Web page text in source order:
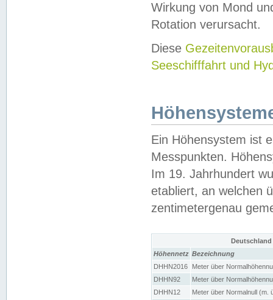
Wirkung von Mond
Rotation verursacht.
Diese
Seeschifffahrt und
Ein Höhensystem ist
Messpunkten.
Im 19. Jahrhundert
etabliert, an welchen
zentimetergenau
Höhennetz Bezeichnung
DHHN2016
Meter über
DHHN92
Meter über
DHHN12
Meter über Normalnull (m.